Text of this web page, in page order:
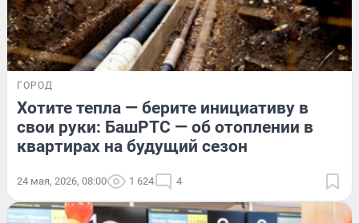
ГОРОД
Хотите тепла — берите инициативу в
свои руки: БашРТС — об отоплении в
квартирах на будущий сезон
24 мая, 2026, 08:00 1 624 4